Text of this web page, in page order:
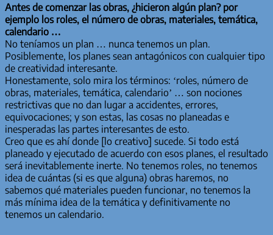
Antes de comenzar las obras, ¿hicieron algún plan? por
ejemplo los roles, el número de obras, materiales, temática,
calendario …
No teníamos un plan … nunca tenemos un plan.
Posiblemente, los planes sean antagónicos con cualquier tipo
de creatividad interesante.
Honestamente, solo mira los términos: ‘roles, número de
obras, materiales, temática, calendario’ … son nociones
restrictivas que no dan lugar a accidentes, errores,
equivocaciones; y son estas, las cosas no planeadas e
inesperadas las partes interesantes de esto.
Creo que es ahí donde [lo creativo] sucede. Si todo está
planeado y ejecutado de acuerdo con esos planes, el resultado
será inevitablemente inerte. No tenemos roles, no tenemos
idea de cuántas (si es que alguna) obras haremos, no
sabemos qué materiales pueden funcionar, no tenemos la
más mínima idea de la temática y definitivamente no
tenemos un calendario.